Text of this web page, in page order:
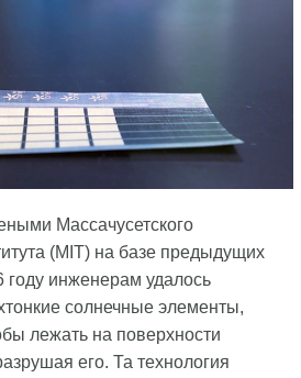
Массачусетского
(MIT) на базе предыдущих
инженерам удалось
солнечные элементы,
лежать на поверхности
его. Та технология